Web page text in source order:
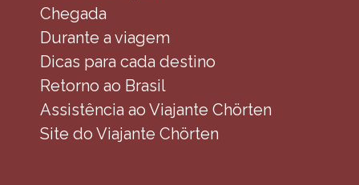
Chegada
Durante a viagem
Dicas para cada destino
Retorno ao Brasil
Assistência ao Viajante Chörten
Site do Viajante Chörten